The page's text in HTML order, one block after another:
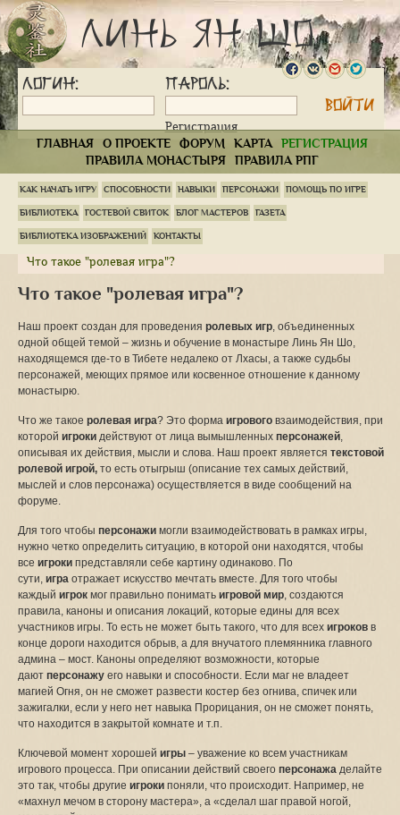
Линь Ян Шо
Логин: Пароль:
Регистрация
ГЛАВНАЯ
О ПРОЕКТЕ ФОРУМ КАРТА
РЕГИСТРАЦИЯ
ПРАВИЛА МОНАСТЫРЯ
ПРАВИЛА РПГ
КАК НАЧАТЬ ИГРУ СПОСОБНОСТИ НАВЫКИ ПЕРСОНАЖИ ПОМОЩЬ ПО ИГРЕ
БИБЛИОТЕКА ГОСТЕВОЙ СВИТОК БЛОГ МАСТЕРОВ ГАЗЕТА
БИБЛИОТЕКА ИЗОБРАЖЕНИЙ КОНТАКТЫ
Главная Страница Библиотека
Что такое "ролевая игра"?
Что такое "ролевая игра"?
Наш проект создан для проведения ролевых игр, объединенных
одной общей темой – жизнь и обучение в монастыре Линь Ян Шо,
находящемся где-то в Тибете недалеко от Лхасы, а также судьбы
персонажей, меющих прямое или косвенное отношение к данному
монастырю.
Что же такое ролевая игра? Это форма игрового взаимодействия, при
которой игроки действуют от лица вымышленных персонажей,
описывая их действия, мысли и слова. Наш проект является текстовой
ролевой игрой, то есть отыгрыш (описание тех самых действий,
мыслей и слов персонажа) осуществляется в виде сообщений на
форуме.
Для того чтобы персонажи могли взаимодействовать в рамках игры,
нужно четко определить ситуацию, в которой они находятся, чтобы
все игроки представляли себе картину одинаково. По
сути, игра отражает искусство мечтать вместе. Для того чтобы
каждый игрок мог правильно понимать игровой мир, создаются
правила, каноны и описания локаций, которые едины для всех
участников игры. То есть не может быть такого, что для всех игроков в
конце дороги находится обрыв, а для внучатого племянника главного
админа – мост. Каноны определяют возможности, которые
дают персонажу его навыки и способности. Если маг не владеет
магией Огня, он не сможет развести костер без огнива, спичек или
зажигалки, если у него нет навыка Прорицания, он не сможет понять,
что находится в закрытой комнате и т.п.
Ключевой момент хорошей игры – уважение ко всем участникам
игрового процесса. При описании действий своего персонажа делайте
это так, чтобы другие игроки поняли, что происходит. Например, не
«махнул мечом в сторону мастера», а «сделал шаг правой ногой,